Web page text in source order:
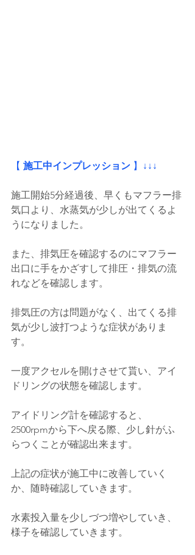
【 施工中インプレッション 】 ↓↓↓
施工開始5分経過後、早くもマフラー排
気口より、水蒸気が少しが出てくるよ
うになりました。
また、排気圧を確認するのにマフラー
出口に手をかざすして排圧・排気の流
れなどを確認します。
排気圧の方は問題がなく、出てくる排
気が少し波打つような症状がありま
す。
一度アクセルを開けさせて貰い、アイ
ドリングの状態を確認します。
アイドリング計を確認すると、
2500rpmから下へ戻る際、少し針がふ
らつくことが確認出来ます。
上記の症状が施工中に改善していく
か、随時確認していきます。
水素投入量を少しづつ増やしていき、
様子を確認していきます。